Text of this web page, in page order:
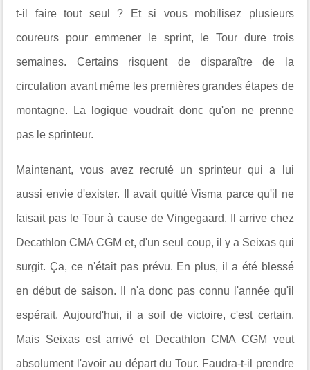
t-il faire tout seul ? Et si vous mobilisez plusieurs
coureurs pour emmener le sprint, le Tour dure trois
semaines. Certains risquent de disparaître de la
circulation avant même les premières grandes étapes de
montagne. La logique voudrait donc qu'on ne prenne
pas le sprinteur.
Maintenant, vous avez recruté un sprinteur qui a lui
aussi envie d'exister. Il avait quitté Visma parce qu'il ne
faisait pas le Tour à cause de Vingegaard. Il arrive chez
Decathlon CMA CGM et, d'un seul coup, il y a Seixas qui
surgit. Ça, ce n'était pas prévu. En plus, il a été blessé
en début de saison. Il n'a donc pas connu l'année qu'il
espérait. Aujourd'hui, il a soif de victoire, c'est certain.
Mais Seixas est arrivé et Decathlon CMA CGM veut
absolument l'avoir au départ du Tour. Faudra-t-il prendre